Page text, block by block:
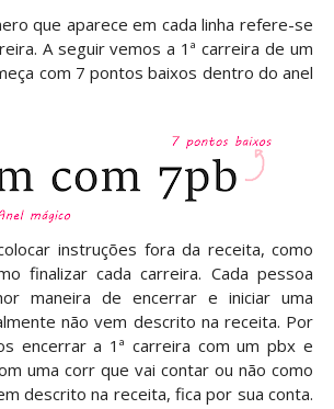
que aparece em cada linha refere-se
A seguir vemos a 1ª carreira de um
com 7 pontos baixos dentro do anel
instruções fora da receita, como
finalizar cada carreira. Cada pessoa
maneira de encerrar e iniciar uma
não vem descrito na receita. Por
encerrar a 1ª carreira com um pbx e
uma corr que vai contar ou não como
descrito na receita, fica por sua conta.